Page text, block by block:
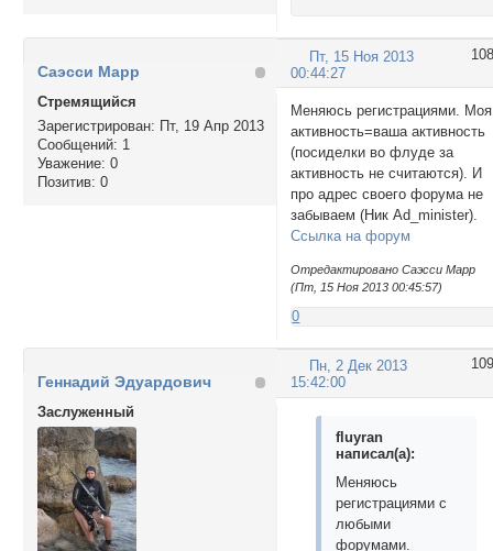
108
Пт, 15 Ноя 2013
00:44:27
Саэсси Марр
Стремящийся
Зарегистрирован: Пт, 19 Апр 2013
Сообщений: 1
Уважение: 0
Позитив: 0
Меняюсь регистрациями. Моя
активность=ваша активность
(посиделки во флуде за
активность не считаются). И
про адрес своего форума не
забываем (Ник Ad_minister).
Ссылка на форум
Отредактировано Саэсси Марр
(Пт, 15 Ноя 2013 00:45:57)
0
109
Пн, 2 Дек 2013
15:42:00
Геннадий Эдуардович
Заслуженный
fluyran
написал(а):
Меняюсь
регистрациями с
любыми
форумами.